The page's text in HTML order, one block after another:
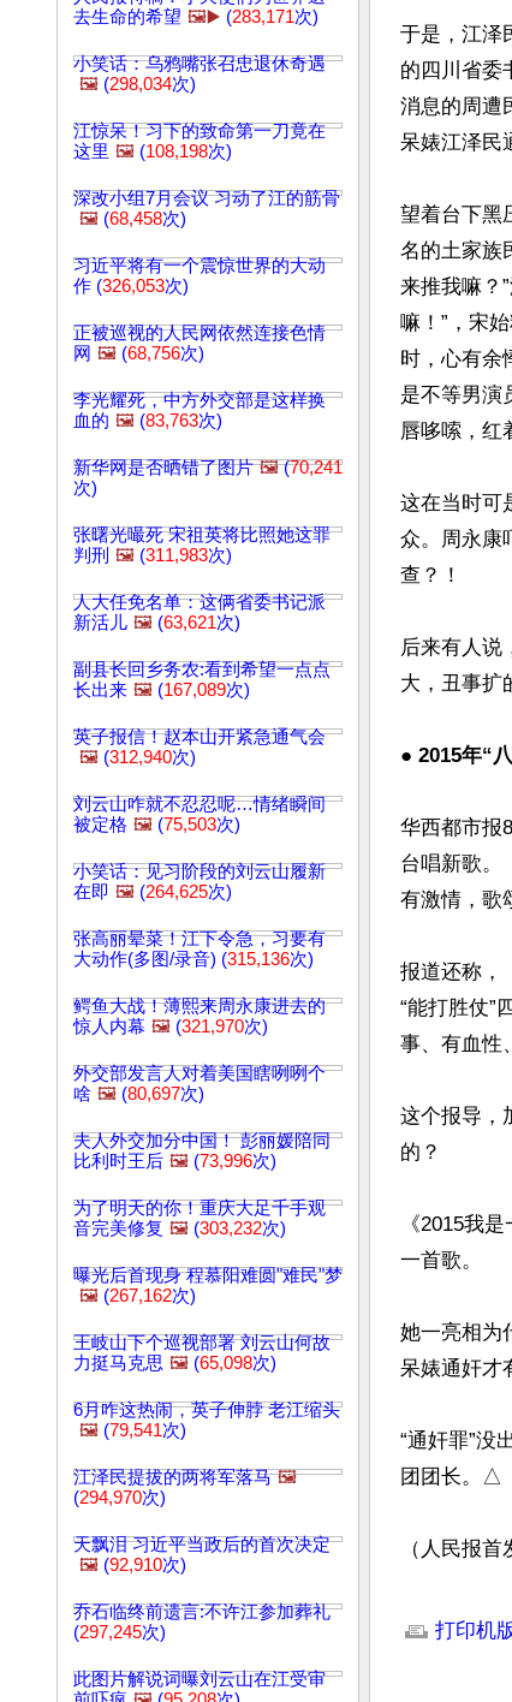
去生命的希望 🖼️▶️ (283,171次)
小笑话：乌鸦嘴张召忠退休奇遇
🖼️ (298,034次)
江惊呆！习下的致命第一刀竟在
这里 🖼️ (108,198次)
深改小组7月会议 习动了江的筋骨
🖼️ (68,458次)
习近平将有一个震惊世界的大动
作 (326,053次)
正被巡视的人民网依然连接色情
网 🖼️ (68,756次)
李光耀死，中方外交部是这样换
血的 🖼️ (83,763次)
新华网是否晒错了图片 🖼️(70,241
次)
张曙光嘬死 宋祖英将比照她这罪
判刑 🖼️ (311,983次)
人大任免名单：这俩省委书记派
新活儿 🖼️ (63,621次)
副县长回乡务农:看到希望一点点
长出来 🖼️ (167,089次)
英子报信！赵本山开紧急通气会
🖼️ (312,940次)
刘云山咋就不忍忍呢…情绪瞬间
被定格 🖼️ (75,503次)
小笑话：见习阶段的刘云山履新
在即 🖼️ (264,625次)
张高丽晕菜！江下令急，习要有
大动作(多图/录音) (315,136次)
鳄鱼大战！薄熙来周永康进去的
惊人内幕 🖼️ (321,970次)
外交部发言人对着美国瞎咧咧个
啥 🖼️ (80,697次)
夫人外交加分中国！ 彭丽媛陪同
比利时王后 🖼️ (73,996次)
为了明天的你！重庆大足千手观
音完美修复 🖼️ (303,232次)
曝光后首现身 程慕阳难圆"难民"梦
🖼️ (267,162次)
王岐山下个巡视部署 刘云山何故
力挺马克思 🖼️ (65,098次)
6月咋这热闹，英子伸脖 老江缩头
🖼️ (79,541次)
江泽民提拔的两将军落马 🖼️
(294,970次)
天飘泪 习近平当政后的首次决定
🖼️ (92,910次)
乔石临终前遗言:不许江参加葬礼
(297,245次)
此图片解说词曝刘云山在江受审
于是，江泽
的四川省委
消息的周遭
呆婊江泽民
望着台下黑
名的土家族
来推我嘛？
嘛！”，宋
时，心有余
是不等男演
唇哆嗦，
这在当时可
众。周永康
查？！
后来有人说
大，丑事扩
● 2015年“
华西都市报
台唱新歌。
有激情，歌
报道还称，
“能打胜仗”
事、有血性
这个报导，
的？
《2015我
一首歌。
她一亮相为
呆婊通奸才
“通奸罪”没
团团长。△
（人民报首
打印机